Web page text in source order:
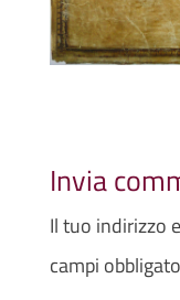
Invia
Il tuo indirizzo
campi